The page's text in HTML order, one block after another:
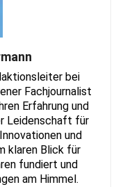
bei
Fachjournalist
Erfahrung und
Leidenschaft für
und
klaren Blick für
fundiert und
am Himmel.